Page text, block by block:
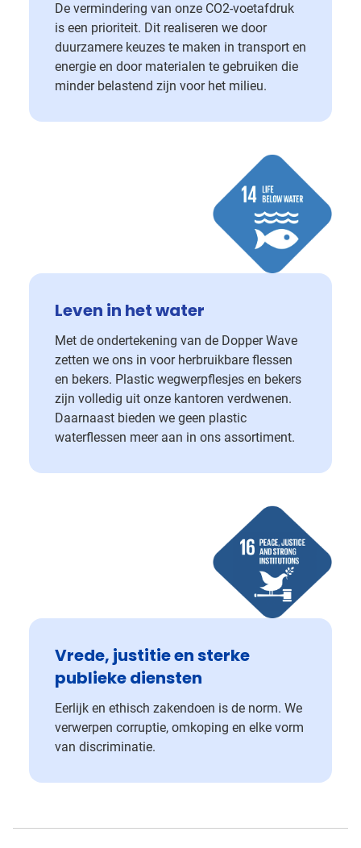
De vermindering van onze CO2-voetafdruk
is een prioriteit. Dit realiseren we door
duurzamere keuzes te maken in transport en
energie en door materialen te gebruiken die
minder belastend zijn voor het milieu.
Leven in het water
Met de ondertekening van de Dopper Wave
zetten we ons in voor herbruikbare flessen
en bekers. Plastic wegwerpflesjes en bekers
zijn volledig uit onze kantoren verdwenen.
Daarnaast bieden we geen plastic
waterflessen meer aan in ons assortiment.
Vrede, justitie en sterke
publieke diensten
Eerlijk en ethisch zakendoen is de norm. We
verwerpen corruptie, omkoping en elke vorm
van discriminatie.